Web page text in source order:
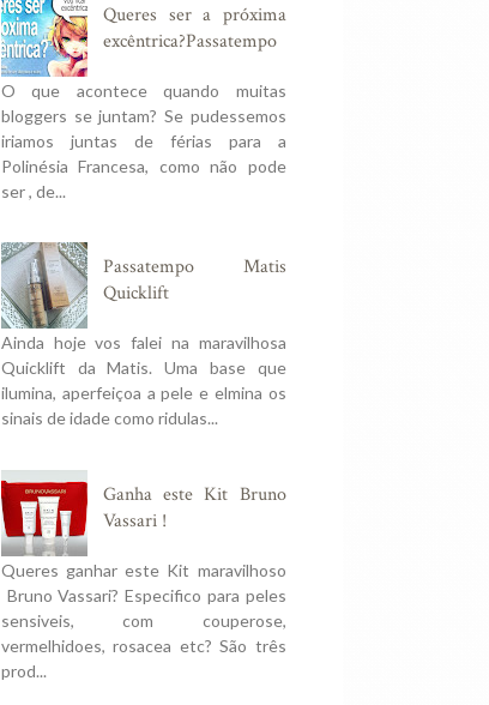
Queres ser a próxima
excêntrica?Passatempo
O que acontece quando muitas
bloggers se juntam? Se pudessemos
iriamos juntas de férias para a
Polinésia Francesa, como não pode
ser , de...
Passatempo Matis
Quicklift
Ainda hoje vos falei na maravilhosa
Quicklift da Matis. Uma base que
ilumina, aperfeiçoa a pele e elmina os
sinais de idade como ridulas...
Ganha este Kit Bruno
Vassari !
Queres ganhar este Kit maravilhoso
Bruno Vassari? Especifico para peles
sensiveis, com couperose,
vermelhidoes, rosacea etc? São três
prod...